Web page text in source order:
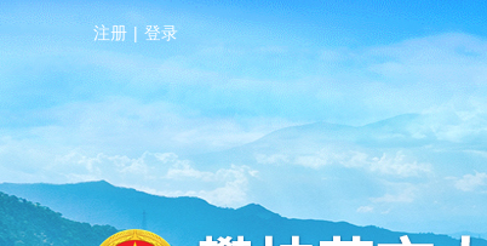
注册 | 登录